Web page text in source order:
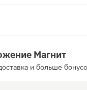
Магнит
и больше